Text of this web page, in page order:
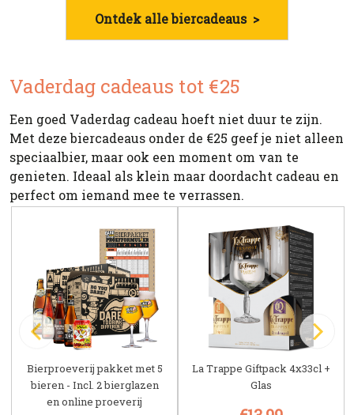
Ontdek alle biercadeaus >
Vaderdag cadeaus tot €25
Een goed Vaderdag cadeau hoeft niet duur te zijn.
Met deze biercadeaus onder de €25 geef je niet alleen
speciaalbier, maar ook een moment om van te
genieten. Ideaal als klein maar doordacht cadeau en
perfect om iemand mee te verrassen.
Bierproeverij pakket met 5
bieren - Incl. 2 bierglazen
en online proeverij
La Trappe Giftpack 4x33cl +
Glas